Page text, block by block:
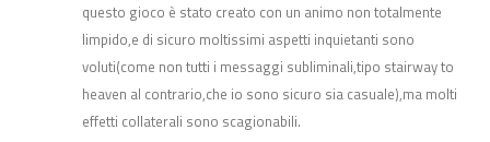
questo gioco è stato creato con un animo non totalmente
limpido,e di sicuro moltissimi aspetti inquietanti sono
voluti(come non tutti i messaggi subliminali,tipo stairway to
heaven al contrario,che io sono sicuro sia casuale),ma molti
effetti collaterali sono scagionabili.